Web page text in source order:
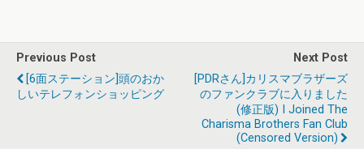
Previous Post
[6面ステーション]頭のおか
しいテレフォンショッピング
Next Post
[PDRさん]カリスマブラザーズ
のファンクラブに入りました
(修正版) I Joined The
Charisma Brothers Fan Club
(Censored Version)